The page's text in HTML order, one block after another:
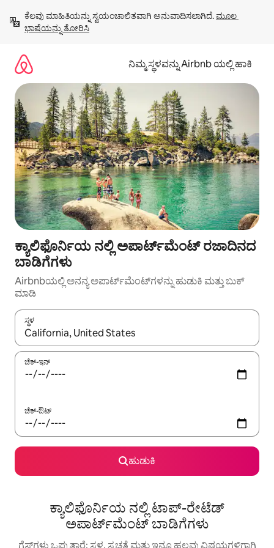
ಹೋಗಿ
ಕೆಲವು ಮಾಹಿತಿಯನ್ನು ಸ್ವಯಂಚಾಲಿತವಾಗಿ ಅನುವಾದಿಸಲಾಗಿದೆ. ಮೂಲ
ಭಾಷೆಯನ್ನು ತೋರಿಸಿ
ನಿಮ್ಮ ಸ್ಥಳವನ್ನು Airbnb ಯಲ್ಲಿ ಹಾಕಿ
ಕ್ಯಾಲಿಫೊರ್ನಿಯ ನಲ್ಲಿ ಅಪಾರ್ಟ್‌ಮೆಂಟ್ ರಜಾದಿನದ
ಬಾಡಿಗೆಗಳು
Airbnbಯಲ್ಲಿ ಅನನ್ಯ ಅಪಾರ್ಟ್‌ಮೆಂಟ್‌ಗಳನ್ನು ಹುಡುಕಿ ಮತ್ತು ಬುಕ್
ಮಾಡಿ
ಸ್ಥಳ
ಫಲಿತಾಂಶಗಳು ಲಭ್ಯವಿರುವಾಗ, ಅಪ್ ಮತ್ತು ಡೌನ್ ಬಾಣದ ಕೀಲಿಗಳೊಂದಿಗೆ
ಚೆಕ್-ಇನ್
ಚೆಕ್-ಔಟ್
ಹುಡುಕಿ
ಕ್ಯಾಲಿಫೊರ್ನಿಯ ನಲ್ಲಿ ಟಾಪ್-ರೇಟೆಡ್
ಅಪಾರ್ಟ್‌ಮೆಂಟ್ ಬಾಡಿಗೆಗಳು
ಗೆಸ್ಟ್‌ಗಳು ಒಪ್ಪುತ್ತಾರೆ: ಸ್ಥಳ, ಸ್ವಚ್ಛತೆ ಮತ್ತು ಇನ್ನೂ ಹಲವು ವಿಷಯಗಳಿಗಾಗಿ